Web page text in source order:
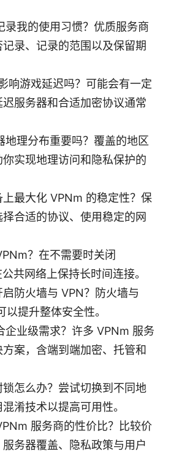
录我的使用习惯？优质服务商
录、记录的范围以及保留期
响游戏延迟吗？可能会有一定
服务器和合适加密协议通常
地理分布重要吗？覆盖的地区
实现地理访问和隐私保护的
最大化 VPNm 的稳定性？保
合适的协议、使用稳定的网
？在不需要时关闭
共网络上保持长时间连接。
防火墙与 VPN？防火墙与
提升整体安全性。
企业级需求？许多 VPNm 服务
案，含端到端加密、托管和
怎么办？尝试切换到不同地
淆技术以提高可用性。
服务商的性价比？比较价
务器覆盖、隐私政策与用户